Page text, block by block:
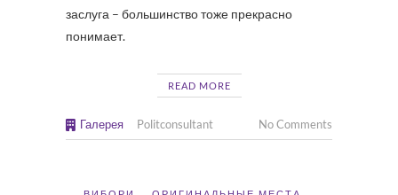
заслуга – большинство тоже прекрасно
понимает.
READ MORE
Галерея Politconsultant No Comments